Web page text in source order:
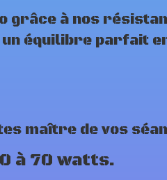
grâce à nos
équilibre parfait
maître de vos
à 70 watts.